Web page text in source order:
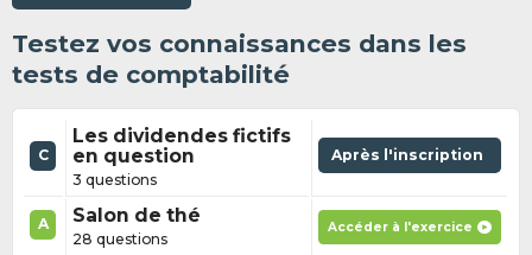
Testez vos connaissances dans les
tests de comptabilité
C
Les dividendes fictifs
en question
3 questions
Après l'inscription
A Salon de thé
28 questions
Accéder à l'exercice